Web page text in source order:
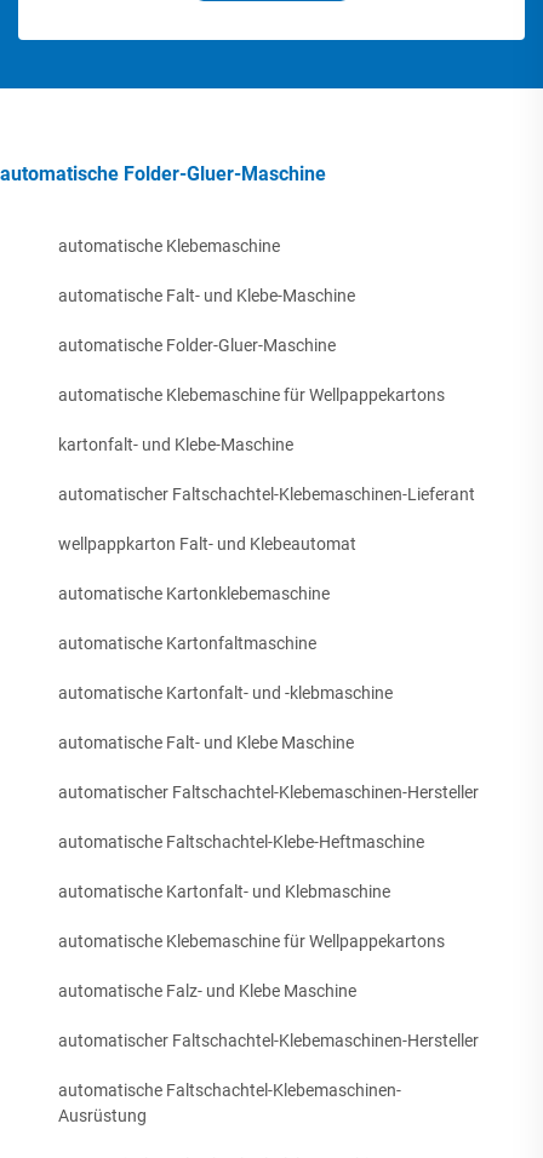
automatische Folder-Gluer-Maschine
automatische Klebemaschine
automatische Falt- und Klebe-Maschine
automatische Folder-Gluer-Maschine
automatische Klebemaschine für Wellpappekartons
kartonfalt- und Klebe-Maschine
automatischer Faltschachtel-Klebemaschinen-Lieferant
wellpappkarton Falt- und Klebeautomat
automatische Kartonklebemaschine
automatische Kartonfaltmaschine
automatische Kartonfalt- und -klebmaschine
automatische Falt- und Klebe Maschine
automatischer Faltschachtel-Klebemaschinen-Hersteller
automatische Faltschachtel-Klebe-Heftmaschine
automatische Kartonfalt- und Klebmaschine
automatische Klebemaschine für Wellpappekartons
automatische Falz- und Klebe Maschine
automatischer Faltschachtel-Klebemaschinen-Hersteller
automatische Faltschachtel-Klebemaschinen-
Ausrüstung